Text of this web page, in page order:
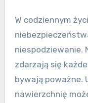
W codziennym życiu często zapominamy o
niespodziewanie.
zdarzają się
bywają poważne.
nawierzchnię